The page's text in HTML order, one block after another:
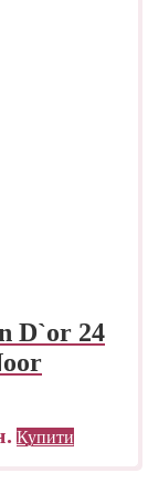
D`or 24
Купити